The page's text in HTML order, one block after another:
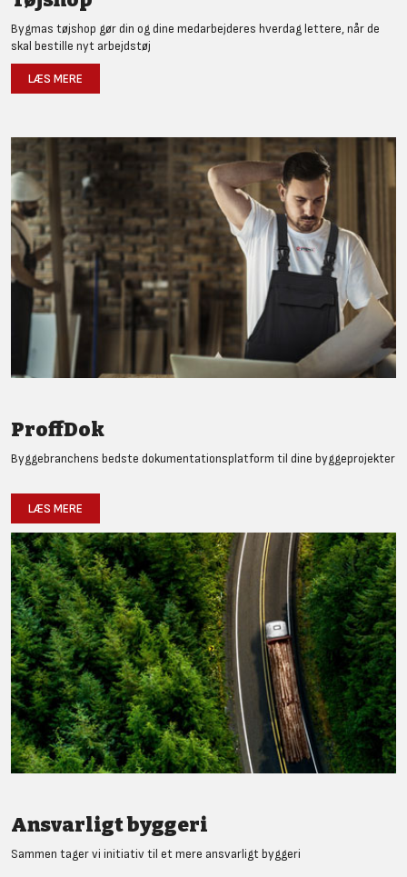
Bygmas tøjshop gør din og dine medarbejderes hverdag lettere, når de
skal bestille nyt arbejdstøj
LÆS MERE
ProffDok
Byggebranchens bedste dokumentationsplatform til dine byggeprojekter
LÆS MERE
Ansvarligt byggeri
Sammen tager vi initiativ til et mere ansvarligt byggeri